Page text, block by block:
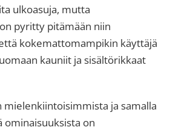
ulkoasuja, mutta
pyritty pitämään niin
kokemattomampikin käyttäjä
kauniit ja sisältörikkaat
mielenkiintoisimmista ja samalla
on